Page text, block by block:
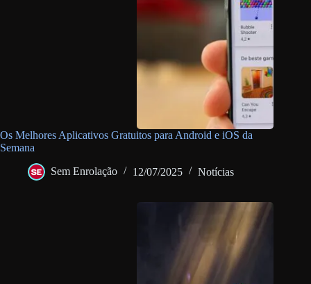
Os Melhores Aplicativos Gratuitos para Android e iOS da
Semana
Sem Enrolação 12/07/2025 Notícias